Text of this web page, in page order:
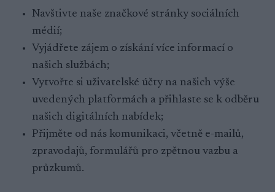
Navštivte naše značkové stránky sociálních
médií;
Vyjádřete zájem o získání více informací o
našich službách;
Vytvořte si uživatelské účty na našich výše
uvedených platformách a přihlaste se k odběru
našich digitálních nabídek;
Přijměte od nás komunikaci, včetně e-mailů,
zpravodajů, formulářů pro zpětnou vazbu a
průzkumů.